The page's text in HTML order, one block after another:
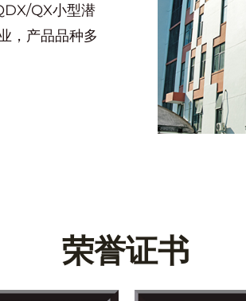
造，可在淡水、海水及化学环境中
运行能力保障家庭能够稳定获取
保障施工环境安全。无论是基坑排
QX小型潜
，产品品种多
荣誉证书